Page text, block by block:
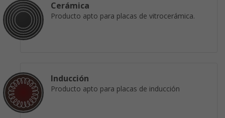
Cerámica
Producto apto para placas de vitrocerámica.
Inducción
Producto apto para placas de inducción